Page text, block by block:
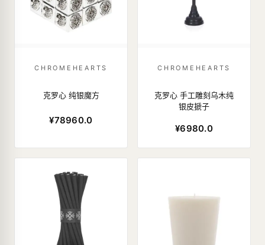
CHROMEHEARTS
克罗心 纯银魔方
¥78960.0
CHROMEHEARTS
克罗心 手工雕刻乌木纯
银皮搋子
¥6980.0